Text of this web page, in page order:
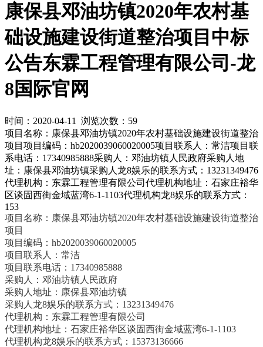
康保县邓油坊镇2020年农村基
础设施建设街道整治项目中标
公告东霖工程管理有限公司-龙
8国际官网
时间：2020-04-11 浏览次数：59
项目名称：康保县邓油坊镇2020年农村基础设施建设街道整治
项目项目编码：hb2020039060020005项目联系人：常洁项目联
系电话：17340985888采购人：邓油坊镇人民政府采购人地
址：康保县邓油坊镇采购人龙8娱乐的联系方式：13231349476
代理机构：东霖工程管理有限公司代理机构地址：石家庄裕华
区谈固西街金域蓝湾6-1-1103代理机构龙8娱乐的联系方式：
153
项目名称：康保县邓油坊镇2020年农村基础设施建设街道整治
项目
项目编码：hb2020039060020005
项目联系人：常洁
项目联系电话：17340985888
采购人：邓油坊镇人民政府
采购人地址：康保县邓油坊镇
采购人龙8娱乐的联系方式：13231349476
代理机构：东霖工程管理有限公司
代理机构地址：石家庄裕华区谈固西街金域蓝湾6-1-1103
代理机构龙8娱乐的联系方式：15373136666